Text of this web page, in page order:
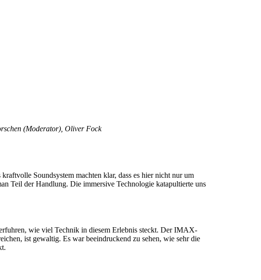
(Moderator), Oliver Fock
Soundsystem machten klar, dass es hier nicht nur um
Teil der Handlung. Die immersive Technologie katapultierte uns
wie viel Technik in diesem Erlebnis steckt. Der IMAX-
ist gewaltig. Es war beeindruckend zu sehen, wie sehr die